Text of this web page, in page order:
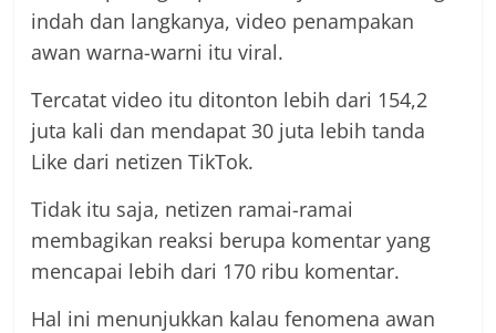
indah dan langkanya, video penampakan
awan warna-warni itu viral.
Tercatat video itu ditonton lebih dari 154,2
juta kali dan mendapat 30 juta lebih tanda
Like dari netizen TikTok.
Tidak itu saja, netizen ramai-ramai
membagikan reaksi berupa komentar yang
mencapai lebih dari 170 ribu komentar.
Hal ini menunjukkan kalau fenomena awan